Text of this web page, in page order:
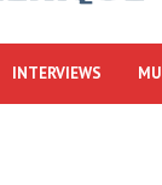
INTERVIEWS